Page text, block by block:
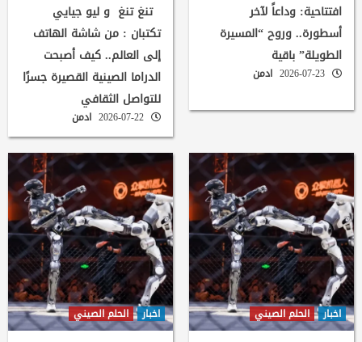
افتتاحية: وداعاً لآخر
أسطورة.. وروح “المسيرة
الطويلة” باقية
ادمن
تنغ تنغ و ليو جيايي
تكتبان : من شاشة الهاتف
إلى العالم.. كيف أصبحت
الدراما الصينية القصيرة جسرًا
للتواصل الثقافي
ادمن
اخبار الحلم الصيني اخبار الحلم الصيني